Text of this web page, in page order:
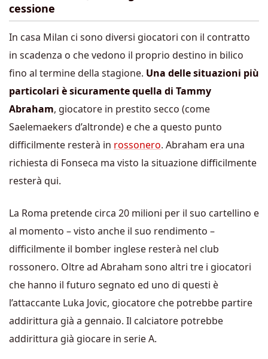
cessione
In casa Milan ci sono diversi giocatori con il contratto
in scadenza o che vedono il proprio destino in bilico
fino al termine della stagione. Una delle situazioni più
particolari è sicuramente quella di Tammy
Abraham, giocatore in prestito secco (come
Saelemaekers d’altronde) e che a questo punto
difficilmente resterà in rossonero. Abraham era una
richiesta di Fonseca ma visto la situazione difficilmente
resterà qui.
La Roma pretende circa 20 milioni per il suo cartellino e
al momento – visto anche il suo rendimento –
difficilmente il bomber inglese resterà nel club
rossonero. Oltre ad Abraham sono altri tre i giocatori
che hanno il futuro segnato ed uno di questi è
l’attaccante Luka Jovic, giocatore che potrebbe partire
addirittura già a gennaio. Il calciatore potrebbe
addirittura già giocare in serie A.